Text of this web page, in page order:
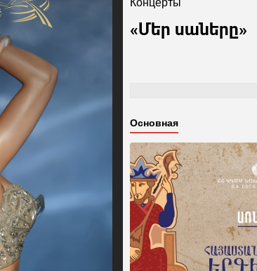
«Մեր սաները»
Основная